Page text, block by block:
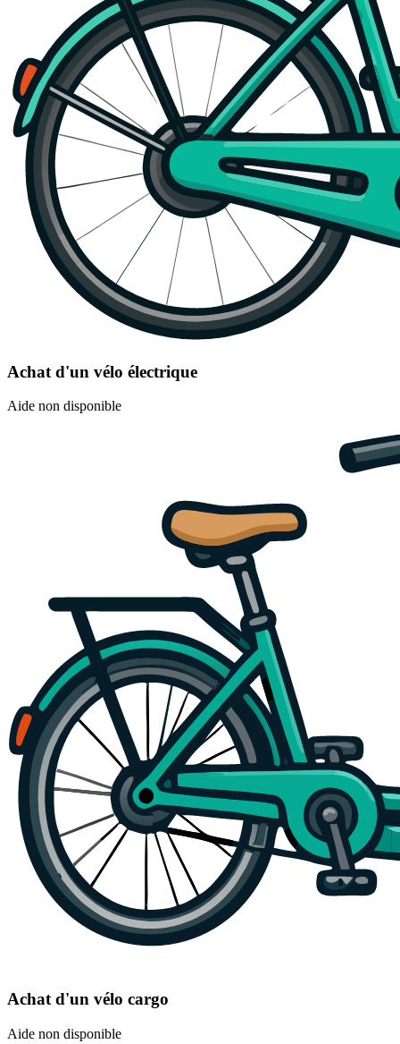
Achat d'un vélo électrique
Aide non disponible
Achat d'un vélo cargo
Aide non disponible